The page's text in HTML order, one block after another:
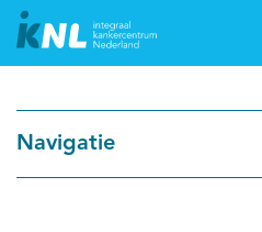
Navigatie